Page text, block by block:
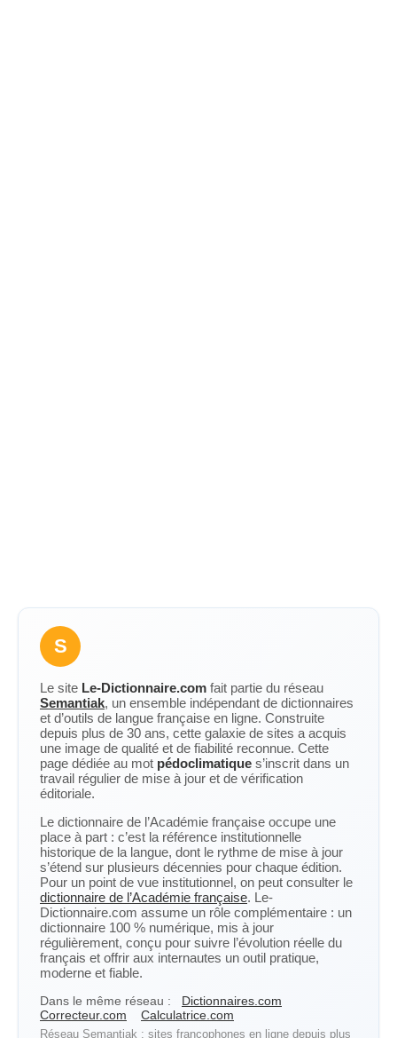
S
Le site Le-Dictionnaire.com fait partie du réseau
Semantiak, un ensemble indépendant de dictionnaires
et d’outils de langue française en ligne. Construite
depuis plus de 30 ans, cette galaxie de sites a acquis
une image de qualité et de fiabilité reconnue. Cette
page dédiée au mot pédoclimatique s’inscrit dans un
travail régulier de mise à jour et de vérification
éditoriale.
Le dictionnaire de l’Académie française occupe une
place à part : c’est la référence institutionnelle
historique de la langue, dont le rythme de mise à jour
s’étend sur plusieurs décennies pour chaque édition.
Pour un point de vue institutionnel, on peut consulter le
dictionnaire de l’Académie française. Le-
Dictionnaire.com assume un rôle complémentaire : un
dictionnaire 100 % numérique, mis à jour
régulièrement, conçu pour suivre l’évolution réelle du
français et offrir aux internautes un outil pratique,
moderne et fiable.
Dans le même réseau :
Dictionnaires.com
Correcteur.com
Calculatrice.com
Réseau Semantiak : sites francophones en ligne depuis plus